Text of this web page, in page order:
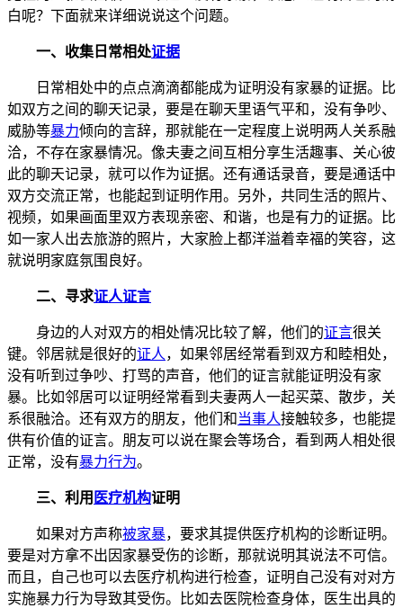
白呢？下面就来详细说说这个问题。
一、收集日常相处证据
日常相处中的点点滴滴都能成为证明没有家暴的证据。比
如双方之间的聊天记录，要是在聊天里语气平和，没有争吵、
威胁等暴力倾向的言辞，那就能在一定程度上说明两人关系融
洽，不存在家暴情况。像夫妻之间互相分享生活趣事、关心彼
此的聊天记录，就可以作为证据。还有通话录音，要是通话中
双方交流正常，也能起到证明作用。另外，共同生活的照片、
视频，如果画面里双方表现亲密、和谐，也是有力的证据。比
如一家人出去旅游的照片，大家脸上都洋溢着幸福的笑容，这
就说明家庭氛围良好。
二、寻求证人证言
身边的人对双方的相处情况比较了解，他们的证言很关
键。邻居就是很好的证人 ，如果邻居经常看到双方和睦相处，
没有听到过争吵、打骂的声音，他们的证言就能证明没有家
暴。比如邻居可以证明经常看到夫妻两人一起买菜、散步，关
系很融洽。还有双方的朋友，他们和 当事人接触较多，也能提
供有价值的证言。朋友可以说在聚会等场合，看到两人相处很
正常，没有暴力行为。
三、利用 医疗机构证明
如果对方声称被家暴，要求其提供医疗机构的诊断证明。
要是对方拿不出因家暴受伤的诊断，那就说明其说法不可信。
而且，自己也可以去医疗机构进行检查，证明自己没有对对方
实施暴力行为导致其受伤。比如去医院检查身体，医生出具的